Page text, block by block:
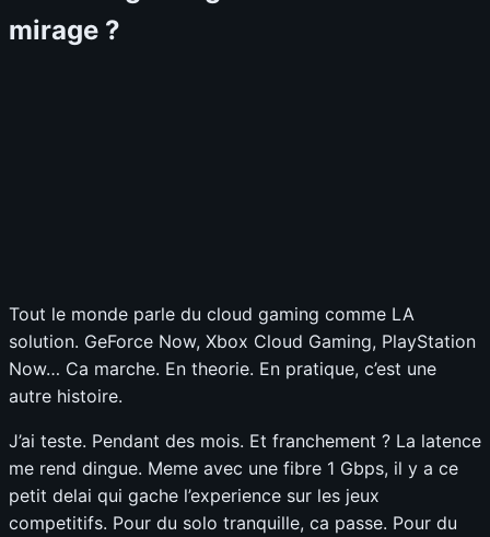
mirage ?
Tout le monde parle du cloud gaming comme LA
solution. GeForce Now, Xbox Cloud Gaming, PlayStation
Now… Ca marche. En theorie. En pratique, c’est une
autre histoire.
J’ai teste. Pendant des mois. Et franchement ? La latence
me rend dingue. Meme avec une fibre 1 Gbps, il y a ce
petit delai qui gache l’experience sur les jeux
competitifs. Pour du solo tranquille, ca passe. Pour du